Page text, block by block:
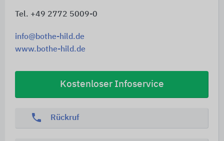
Tel. +49 2772 5009-0
info@bothe-hild.de
www.bothe-hild.de
Kostenloser Infoservice
phone Rückruf